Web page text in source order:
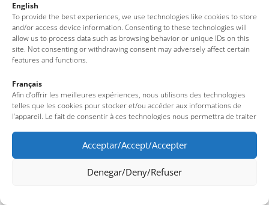
English
To provide the best experiences, we use technologies like cookies to store
and/or access device information. Consenting to these technologies will
allow us to process data such as browsing behavior or unique IDs on this
site. Not consenting or withdrawing consent may adversely affect certain
features and functions.
Français
Afin d’offrir les meilleures expériences, nous utilisons des technologies
telles que les cookies pour stocker et/ou accéder aux informations de
l’appareil. Le fait de consentir à ces technologies nous permettra de traiter
uniques sur ce site. Le fait de ne pas consentir ou de retirer son
consentement peut avoir un effet négatif sur certaines fonctionnalités et
caractéristiques du site.
Acceptar/Accept/Accepter
Denegar/Deny/Refuser